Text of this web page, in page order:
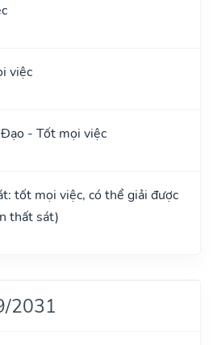
việc
- Tốt mọi việc
tốt mọi việc, có thể giải được
thất sát)
2031